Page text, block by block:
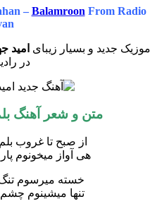
– Balamroon From Radio
موزیک جدید و بسیار زیبای امید
در
متن و شعر آهنگ
از صبح تا غروب
هی آواز میخونوم
خسته میرسوم
تنها میشینوم